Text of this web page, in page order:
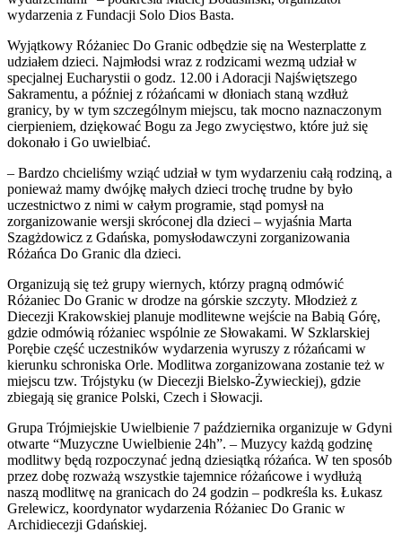
wydarzenia z Fundacji Solo Dios Basta.
Wyjątkowy Różaniec Do Granic odbędzie się na Westerplatte z
udziałem dzieci. Najmłodsi wraz z rodzicami wezmą udział w
specjalnej Eucharystii o godz. 12.00 i Adoracji Najświętszego
Sakramentu, a później z różańcami w dłoniach staną wzdłuż
granicy, by w tym szczególnym miejscu, tak mocno naznaczonym
cierpieniem, dziękować Bogu za Jego zwycięstwo, które już się
dokonało i Go uwielbiać.
– Bardzo chcieliśmy wziąć udział w tym wydarzeniu całą rodziną, a
ponieważ mamy dwójkę małych dzieci trochę trudne by było
uczestnictwo z nimi w całym programie, stąd pomysł na
zorganizowanie wersji skróconej dla dzieci – wyjaśnia Marta
Szagżdowicz z Gdańska, pomysłodawczyni zorganizowania
Różańca Do Granic dla dzieci.
Organizują się też grupy wiernych, którzy pragną odmówić
Różaniec Do Granic w drodze na górskie szczyty. Młodzież z
Diecezji Krakowskiej planuje modlitewne wejście na Babią Górę,
gdzie odmówią różaniec wspólnie ze Słowakami. W Szklarskiej
Porębie część uczestników wydarzenia wyruszy z różańcami w
kierunku schroniska Orle. Modlitwa zorganizowana zostanie też w
miejscu tzw. Trójstyku (w Diecezji Bielsko-Żywieckiej), gdzie
zbiegają się granice Polski, Czech i Słowacji.
Grupa Trójmiejskie Uwielbienie 7 października organizuje w Gdyni
otwarte “Muzyczne Uwielbienie 24h”. – Muzycy każdą godzinę
modlitwy będą rozpoczynać jedną dziesiątką różańca. W ten sposób
przez dobę rozważą wszystkie tajemnice różańcowe i wydłużą
naszą modlitwę na granicach do 24 godzin – podkreśla ks. Łukasz
Grelewicz, koordynator wydarzenia Różaniec Do Granic w
Archidiecezji Gdańskiej.